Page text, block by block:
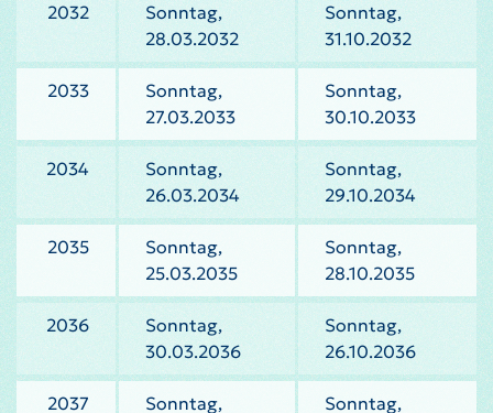
2032
Sonntag,
28.03.2032
Sonntag,
31.10.2032
2033
Sonntag,
27.03.2033
Sonntag,
30.10.2033
2034
Sonntag,
26.03.2034
Sonntag,
29.10.2034
2035
Sonntag,
25.03.2035
Sonntag,
28.10.2035
2036
Sonntag,
30.03.2036
Sonntag,
26.10.2036
2037
Sonntag,
Sonntag,